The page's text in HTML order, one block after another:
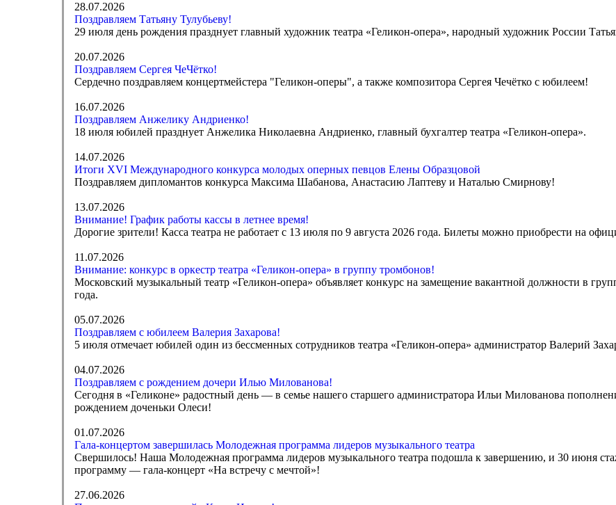
28.07.2026
Поздравляем Татьяну Тулубьеву!
29 июля день рождения празднует главный художник театра «Геликон-опера», народный художник России
20.07.2026
Поздравляем Сергея ЧеЧётко!
Сердечно поздравляем концертмейстера "Геликон-оперы", а также композитора Сергея Чечётко с юбилеем!
16.07.2026
Поздравляем Анжелику Андриенко!
18 июля юбилей празднует Анжелика Николаевна Андриенко, главный бухгалтер театра «Геликон-опера».
14.07.2026
Итоги XVI Международного конкурса молодых оперных певцов Елены Образцовой
Поздравляем дипломантов конкурса Максима Шабанова, Анастасию Лаптеву и Наталью Смирнову!
13.07.2026
Внимание! График работы кассы в летнее время!
Дорогие зрители! Касса театра не работает с 13 июля по 9 августа 2026 года. Билеты можно приобрести на
11.07.2026
Внимание: конкурс в оркестр театра «Геликон-опера» в группу тромбонов!
Московский музыкальный театр «Геликон-опера» объявляет конкурс на замещение вакантной должности в
года.
05.07.2026
Поздравляем с юбилеем Валерия Захарова!
5 июля отмечает юбилей один из бессменных сотрудников театра «Геликон-опера» администратор Валерий
04.07.2026
Поздравляем с рождением дочери Илью Милованова!
Сегодня в «Геликоне» радостный день — в семье нашего старшего администратора Ильи Милованова
рождением доченьки Олеси!
01.07.2026
Гала-концертом завершилась Молодежная программа лидеров музыкального театра
Свершилось! Наша Молодежная программа лидеров музыкального театра подошла к завершению, и 30 июня
программу — гала-концерт «На встречу с мечтой»!
27.06.2026